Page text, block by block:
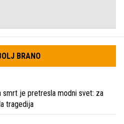
BRANO
smrt je pretresla modni svet: za
tragedija